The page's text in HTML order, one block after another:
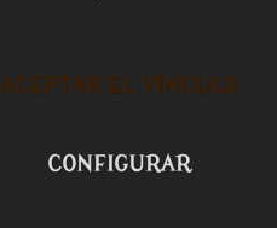
ACEPTAR EL VÍNCULO
CONFIGURAR